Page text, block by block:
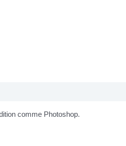
comme Photoshop.